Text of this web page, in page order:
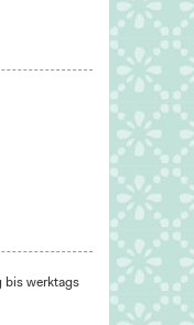
bis werktags